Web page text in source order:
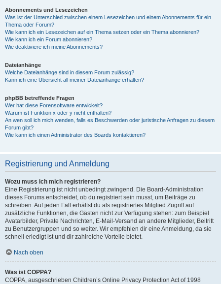
Abonnements und Lesezeichen
Was ist der Unterschied zwischen einem Lesezeichen und einem Abonnements für ein
Thema oder Forum?
Wie kann ich ein Lesezeichen auf ein Thema setzen oder ein Thema abonnieren?
Wie kann ich ein Forum abonnieren?
Wie deaktiviere ich meine Abonnements?
Dateianhänge
Welche Dateianhänge sind in diesem Forum zulässig?
Kann ich eine Übersicht all meiner Dateianhänge erhalten?
phpBB betreffende Fragen
Wer hat diese Forensoftware entwickelt?
Warum ist Funktion x oder y nicht enthalten?
An wen soll ich mich wenden, falls es Beschwerden oder juristische Anfragen zu diesem
Forum gibt?
Wie kann ich einen Administrator des Boards kontaktieren?
Registrierung und Anmeldung
Wozu muss ich mich registrieren?
Eine Registrierung ist nicht unbedingt zwingend. Die Board-Administration
dieses Forums entscheidet, ob du registriert sein musst, um Beiträge zu
schreiben. Auf jeden Fall erhältst du als registriertes Mitglied Zugriff auf
zusätzliche Funktionen, die Gästen nicht zur Verfügung stehen: zum Beispiel
Avatarbilder, Private Nachrichten, E-Mail-Versand an andere Mitglieder, Beitritt
zu Benutzergruppen und so weiter. Wir empfehlen dir eine Anmeldung, da sie
schnell erledigt ist und dir zahlreiche Vorteile bietet.
Nach oben
Was ist COPPA?
COPPA, ausgeschrieben Children’s Online Privacy Protection Act of 1998